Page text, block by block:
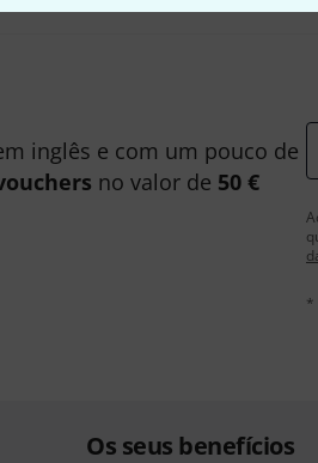
inglês e com um pouco de
no valor de 50 €
*
Os seus benefícios